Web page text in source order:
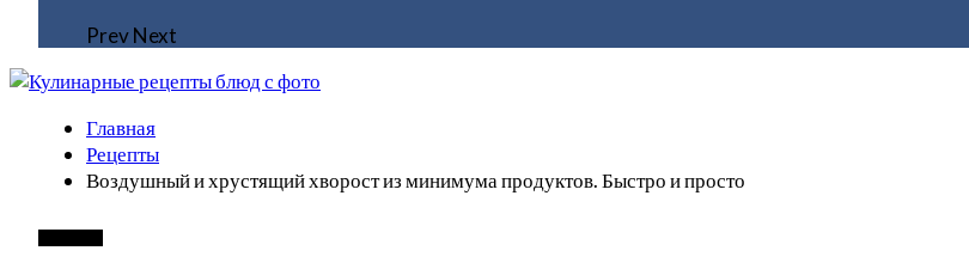
PrevNext
Главная
Рецепты
Воздушный и хрустящий хворост из минимума продуктов. Быстро и просто